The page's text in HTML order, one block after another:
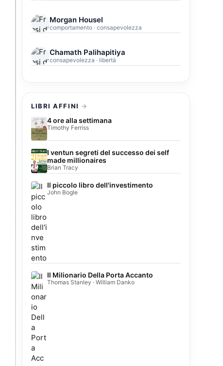
Morgan Housel
comportamento · consapevolezza
Chamath Palihapitiya
consapevolezza · libertà
LIBRI AFFINI
4 ore alla settimana
Timothy Ferriss
I ventun segreti del successo dei self
made millionaires
Brian Tracy
Il piccolo libro dell'investimento
John Bogle
Il Milionario Della Porta Accanto
Thomas Stanley · William Danko